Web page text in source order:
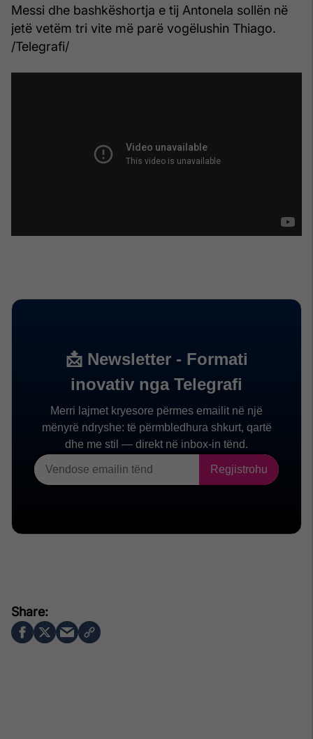
Messi dhe bashkëshortja e tij Antonela sollën në
jetë vetëm tri vite më parë vogëlushin Thiago.
/Telegrafi/